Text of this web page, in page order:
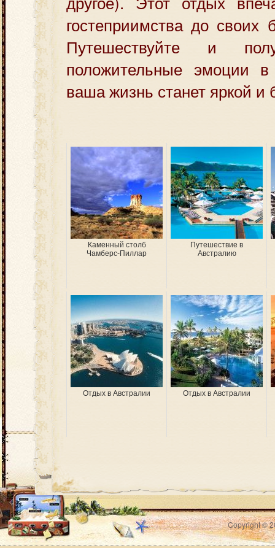
гостеприимства до своих
Путешествуйте и
положительные эмоции
ваша жизнь станет яркой и
Каменный столб
Чамберс-Пиллар
Путешествие в
Австралию
Отдых в Австралии
Отдых в Австралии
Copyright ©